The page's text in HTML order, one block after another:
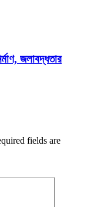
জলাবদ্ধতার
fields are